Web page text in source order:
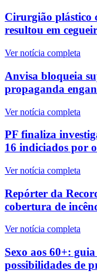
Cirurgião plástico
resultou em
Ver notícia completa
Anvisa bloqueia
propaganda
Ver notícia completa
PF finaliza
16 indiciados por
Ver notícia completa
Repórter da
cobertura de
Ver notícia completa
Sexo aos 60+:
possibilidades de